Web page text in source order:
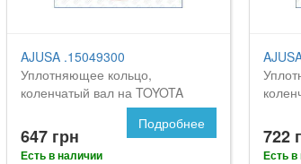
AJUSA .15049300
Уплотняющее кольцо,
коленчатый вал на TOYOTA
647 грн
Есть в наличии
Подробнее
722
Есть в